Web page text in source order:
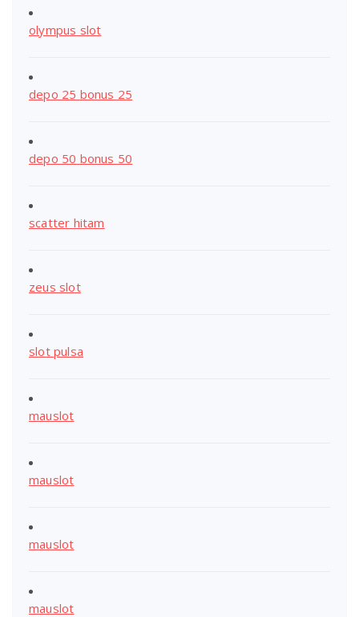
olympus slot
depo 25 bonus 25
depo 50 bonus 50
scatter hitam
zeus slot
slot pulsa
mauslot
mauslot
mauslot
mauslot